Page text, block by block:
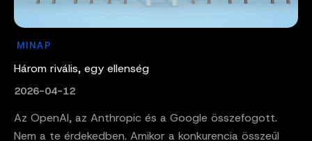
MINAP
Három rivális, egy ellenség
2026-04-12
Az OpenAI, az Anthropic és a Google összefogott.
Nem a te érdekedben. Amikor a konkurencia összeül